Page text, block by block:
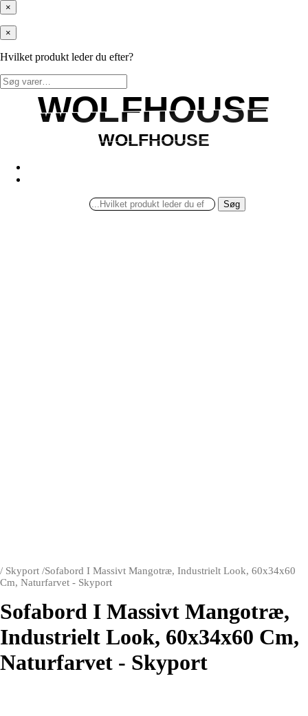
×
×
Hvilket produkt leder du efter?
Søg
efter:
WOLFHOUSE
WOLFHOUSE
WOLFHOUSE
WOLFHOUSE
Søg
/ Skyport /Sofabord I Massivt Mangotræ, Industrielt Look, 60x34x60
Cm, Naturfarvet - Skyport
Sofabord I Massivt Mangotræ,
Industrielt Look, 60x34x60 Cm,
Naturfarvet - Skyport